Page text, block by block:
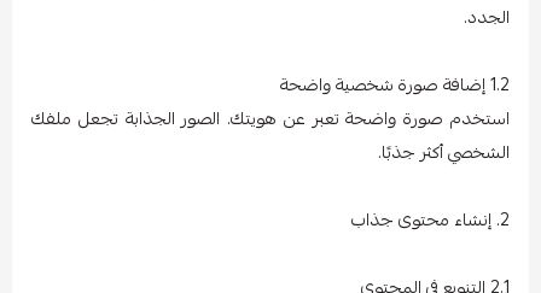
الجدد.
1.2 إضافة صورة شخصية واضحة
استخدم صورة واضحة تعبر عن هويتك. الصور الجذابة تجعل ملفك
الشخصي أكثر جذبًا.
2. إنشاء محتوى جذاب